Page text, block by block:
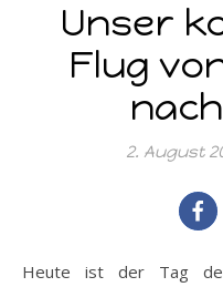
Unser
Flug
2. August
Heute ist der Tag der Abreise zu unserer beinah